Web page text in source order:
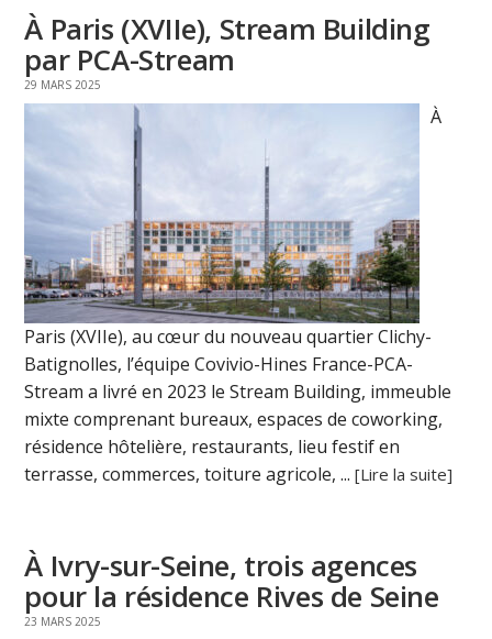
À Paris (XVIIe), Stream Building
par PCA-Stream
29 MARS 2025
À
Paris (XVIIe), au cœur du nouveau quartier Clichy-
Batignolles, l’équipe Covivio-Hines France-PCA-
Stream a livré en 2023 le Stream Building, immeuble
mixte comprenant bureaux, espaces de coworking,
résidence hôtelière, restaurants, lieu festif en
terrasse, commerces, toiture agricole, ...[Lire la suite]
À Ivry-sur-Seine, trois agences
pour la résidence Rives de Seine
23 MARS 2025